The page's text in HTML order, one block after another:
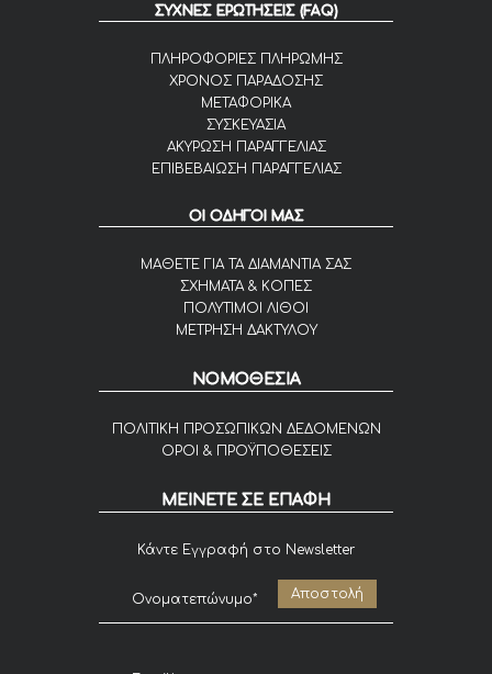
ΣΥΧΝΕΣ ΕΡΩΤΗΣΕΙΣ (FAQ)
ΠΛΗΡΟΦΟΡΙΕΣ ΠΛΗΡΩΜΗΣ
ΧΡΟΝΟΣ ΠΑΡΑΔΟΣΗΣ
ΜΕΤΑΦΟΡΙΚΑ
ΣΥΣΚΕΥΑΣΙΑ
ΑΚΥΡΩΣΗ ΠΑΡΑΓΓΕΛΙΑΣ
ΕΠΙΒΕΒΑΙΩΣΗ ΠΑΡΑΓΓΕΛΙΑΣ
ΟΙ ΟΔΗΓΟΙ ΜΑΣ
ΜΑΘΕΤΕ ΓΙΑ ΤΑ ΔΙΑΜΑΝΤΙΑ ΣΑΣ
ΣΧΗΜΑΤΑ & ΚΟΠΕΣ
ΠΟΛΥΤΙΜΟΙ ΛΙΘΟΙ
ΜΕΤΡΗΣΗ ΔΑΚΤΥΛΟΥ
ΝΟΜΟΘΕΣΙΑ
ΠΟΛΙΤΙΚΗ ΠΡΟΣΩΠΙΚΩΝ ΔΕΔΟΜΕΝΩΝ
ΟΡΟΙ & ΠΡΟΫΠΟΘΕΣΕΙΣ
ΜΕΙΝΕΤΕ ΣΕ ΕΠΑΦΗ
Κάντε Εγγραφή στο Newsletter